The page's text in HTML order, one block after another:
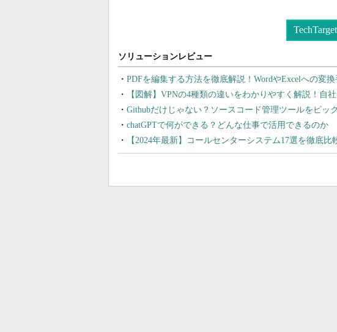
PDFを編集する方法を徹底解説！WordやExcelへの変
【図解】VPNの4種類の違いをわかりやすく解説！自
Githubだけじゃない？ソースコード管理ツールをピッ
chatGPTで何ができる？どんな仕事で活用できるのか
【2024年最新】コールセンターシステム17選を徹底